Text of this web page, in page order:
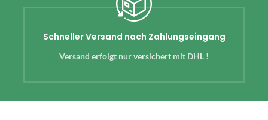
Schneller Versand nach Zahlungseingang
Versand erfolgt nur versichert mit DHL !